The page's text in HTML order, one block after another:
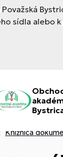
sídla alebo
Knižnica